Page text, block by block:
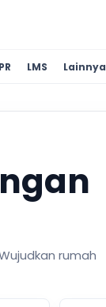
LMS Lainnya
rumah